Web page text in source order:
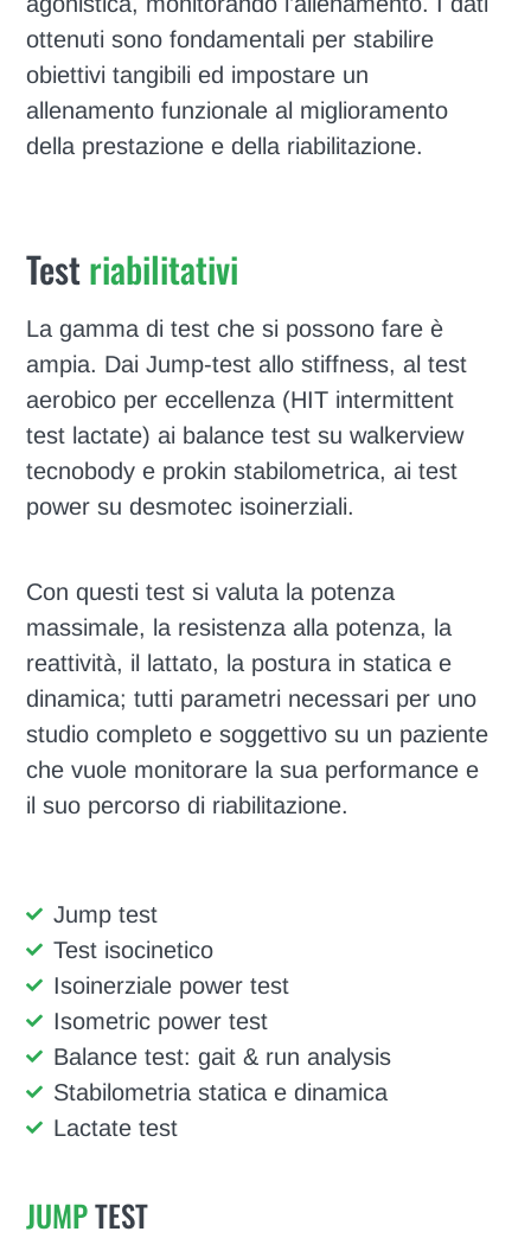
ottenuti sono fondamentali per stabilire
obiettivi tangibili ed impostare un
allenamento funzionale al miglioramento
della prestazione e della riabilitazione.
Testriabilitativi
La gamma di test che si possono fare è
ampia. Dai Jump-test allo stiffness, al test
aerobico per eccellenza (HIT intermittent
test lactate) ai balance test su walkerview
tecnobody e prokin stabilometrica, ai test
power su desmotec isoinerziali.
Con questi test si valuta la potenza
massimale, la resistenza alla potenza, la
reattività, il lattato, la postura in statica e
dinamica; tutti parametri necessari per uno
studio completo e soggettivo su un paziente
che vuole monitorare la sua performance e
il suo percorso di riabilitazione.
Jump test
Test isocinetico
Isoinerziale power test
Isometric power test
Balance test: gait & run analysis
Stabilometria statica e dinamica
Lactate test
JUMPTEST